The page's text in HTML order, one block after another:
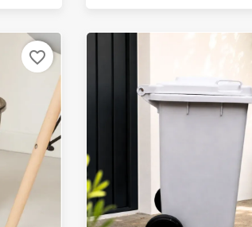
favorite_border